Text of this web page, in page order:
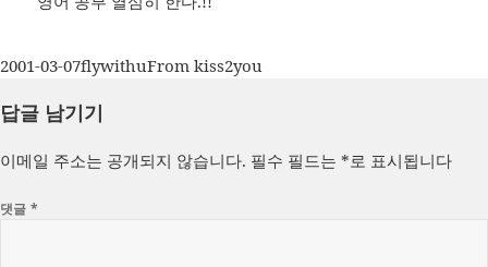
작
일
2001-03-07글
이
flywithu카
From kiss2you
답글 남기기
이메일 주소는 공개되지 않습니다. 필수 필드는 *로 표시됩니다
댓글*